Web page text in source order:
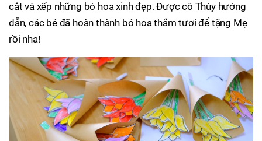
cắt và xếp những bó hoa xinh đẹp. Được cô Thùy hướng
dẫn, các bé đã hoàn thành bó hoa thắm tươi để tặng Mẹ
rồi nha!